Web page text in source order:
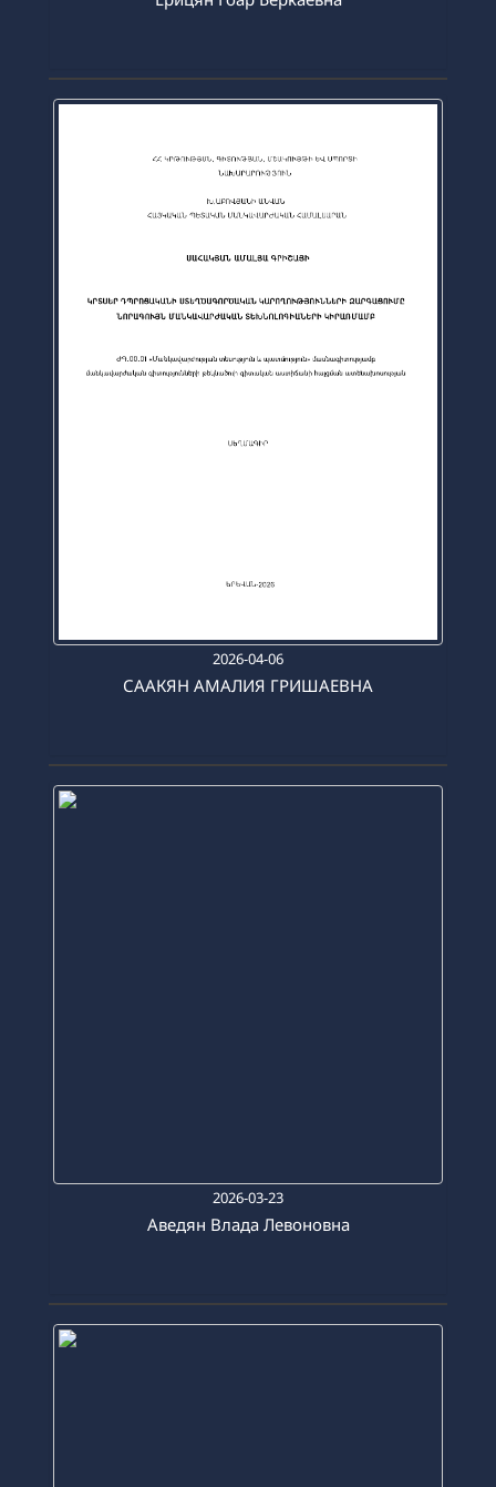
2026-04-06
СААКЯН АМАЛИЯ ГРИШАЕВНА
2026-03-23
Аведян Влада Левоновна